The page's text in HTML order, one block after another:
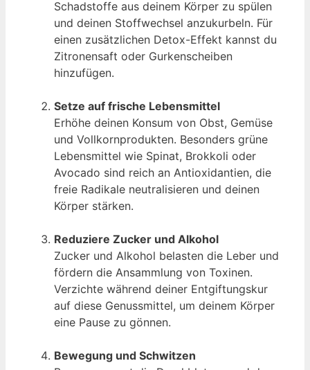
Schadstoffe aus deinem Körper zu spülen
und deinen Stoffwechsel anzukurbeln. Für
einen zusätzlichen Detox-Effekt kannst du
Zitronensaft oder Gurkenscheiben
hinzufügen.
Setze auf frische Lebensmittel
Erhöhe deinen Konsum von Obst, Gemüse
und Vollkornprodukten. Besonders grüne
Lebensmittel wie Spinat, Brokkoli oder
Avocado sind reich an Antioxidantien, die
freie Radikale neutralisieren und deinen
Körper stärken.
Reduziere Zucker und Alkohol
Zucker und Alkohol belasten die Leber und
fördern die Ansammlung von Toxinen.
Verzichte während deiner Entgiftungskur
auf diese Genussmittel, um deinem Körper
eine Pause zu gönnen.
Bewegung und Schwitzen